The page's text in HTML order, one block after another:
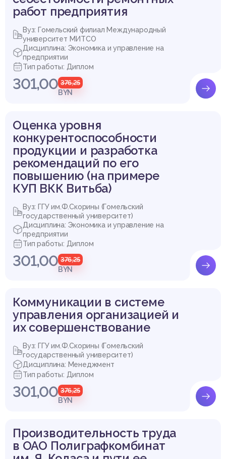
работ предприятия
Вуз: Гомельский филиал Международный
университет МИТСО
Дисциплина: Экономика и управление на
предприятии
Тип работы: Диплом
301,00 376,25
BYN
Оценка уровня
конкурентоспособности
продукции и разработка
рекомендаций по его
повышению (на примере
КУП ВКК Витьба)
Вуз: ГГУ им.Ф.Скорины (Гомельский
государственный университет)
Дисциплина: Экономика и управление на
предприятии
Тип работы: Диплом
301,00 376,25
BYN
Коммуникации в системе
управления организацией и
их совершенствование
Вуз: ГГУ им.Ф.Скорины (Гомельский
государственный университет)
Дисциплина: Менеджмент
Тип работы: Диплом
301,00 376,25
BYN
Производительность труда
в ОАО Полиграфкомбинат